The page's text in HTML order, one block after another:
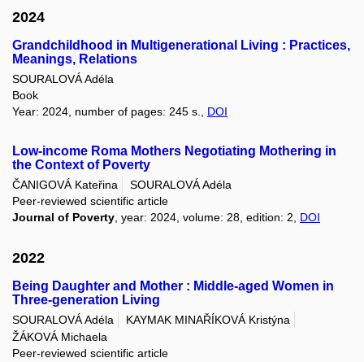
2024
Grandchildhood in Multigenerational Living : Practices,
Meanings, Relations
SOURALOVÁ Adéla
Book
Year: 2024, number of pages: 245 s., DOI
Low-income Roma Mothers Negotiating Mothering in
the Context of Poverty
ČANIGOVÁ Kateřina
SOURALOVÁ Adéla
Peer-reviewed scientific article
Journal of Poverty, year: 2024, volume: 28, edition: 2, DOI
2022
Being Daughter and Mother : Middle-aged Women in
Three-generation Living
SOURALOVÁ Adéla
KAYMAK MINAŘÍKOVÁ Kristýna
ŽÁKOVÁ Michaela
Peer-reviewed scientific article